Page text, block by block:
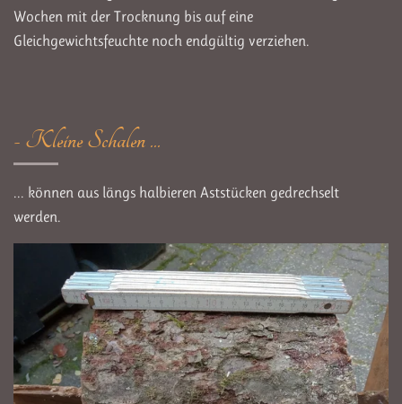
Wochen mit der Trocknung bis auf eine
Gleichgewichtsfeuchte noch endgültig verziehen.
- Kleine Schalen ...
... können aus längs halbieren Aststücken gedrechselt
werden.